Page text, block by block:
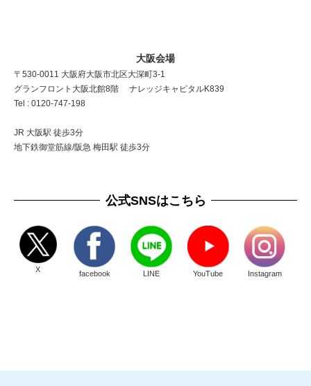
大阪会場
〒530-0011 大阪府大阪市北区大深町3-1
グランフロント大阪北館8階 ナレッジキャピタルK839
Tel : 0120-747-198
JR 大阪駅 徒歩3分
地下鉄御堂筋線/阪急 梅田駅 徒歩3分
公式SNSはこちら
X facebook LINE YouTube Instagram